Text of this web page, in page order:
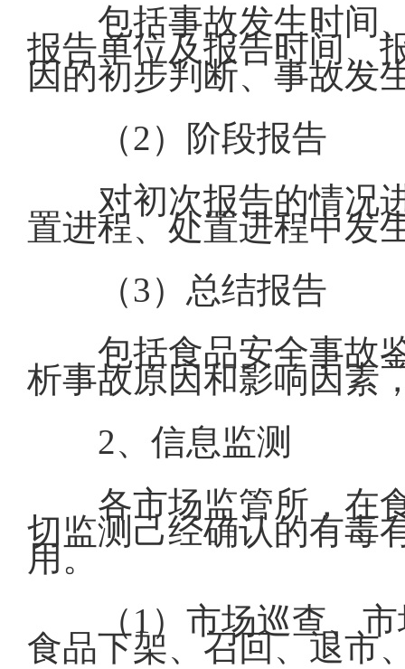
包括事故发生时间
报告单位及报告时间、
因的初步判断、事故发
（2）阶段报告
对初次报告的情况
置进程、处置进程中发
（3）总结报告
包括食品安全事故
析事故原因和影响因素
2、信息监测
各市场监管所，在
切监测己经确认的有毒
用。
（1）市场巡查、
食品下架、召回、退市